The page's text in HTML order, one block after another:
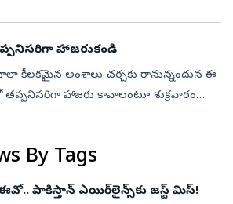
హాజరుకండి
కీలకమైన అంశాలు చర్చకు రానున్నందున ఈ
తప్పనిసరిగా హాజరు కావాలంటూ శుక్రవారం
By Tags
పాకిస్తాన్‌ ఎయిర్‌లైన్స్‌కు జస్ట్‌ మిస్‌!